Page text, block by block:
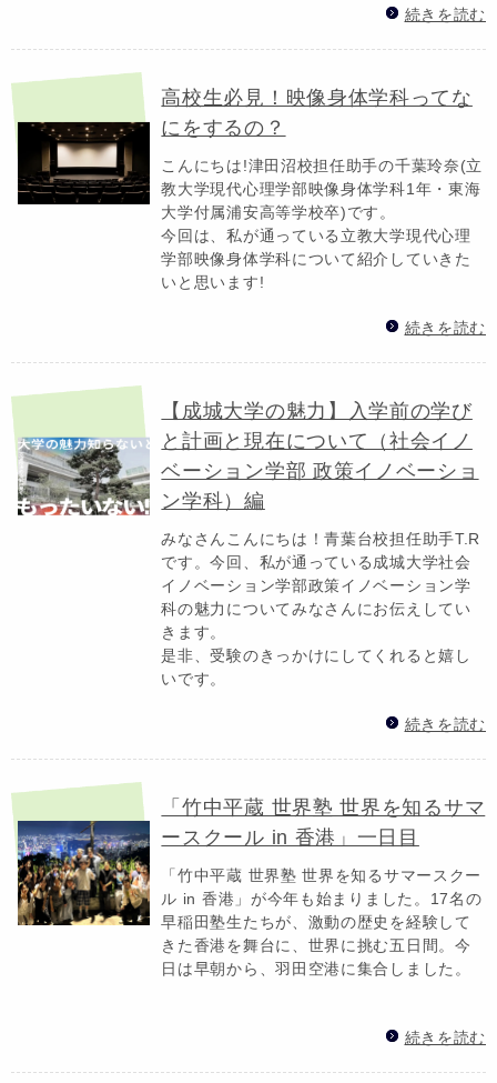
続きを読む
高校生必見！映像身体学科ってな
にをするの？
こんにちは!津田沼校担任助手の千葉玲奈(立
教大学現代心理学部映像身体学科1年・東海
大学付属浦安高等学校卒)です。
今回は、私が通っている立教大学現代心理
学部映像身体学科について紹介していきた
いと思います!
続きを読む
【成城大学の魅力】入学前の学び
と計画と現在について（社会イノ
ベーション学部 政策イノベーショ
ン学科）編
みなさんこんにちは！青葉台校担任助手T.R
です。今回、私が通っている成城大学社会
イノベーション学部政策イノベーション学
科の魅力についてみなさんにお伝えしてい
きます。
是非、受験のきっかけにしてくれると嬉し
いです。
続きを読む
「竹中平蔵 世界塾 世界を知るサマ
ースクール in 香港」一日目
「竹中平蔵 世界塾 世界を知るサマースクー
ル in 香港」が今年も始まりました。17名の
早稲田塾生たちが、激動の歴史を経験して
きた香港を舞台に、世界に挑む五日間。今
日は早朝から、羽田空港に集合しました。
続きを読む